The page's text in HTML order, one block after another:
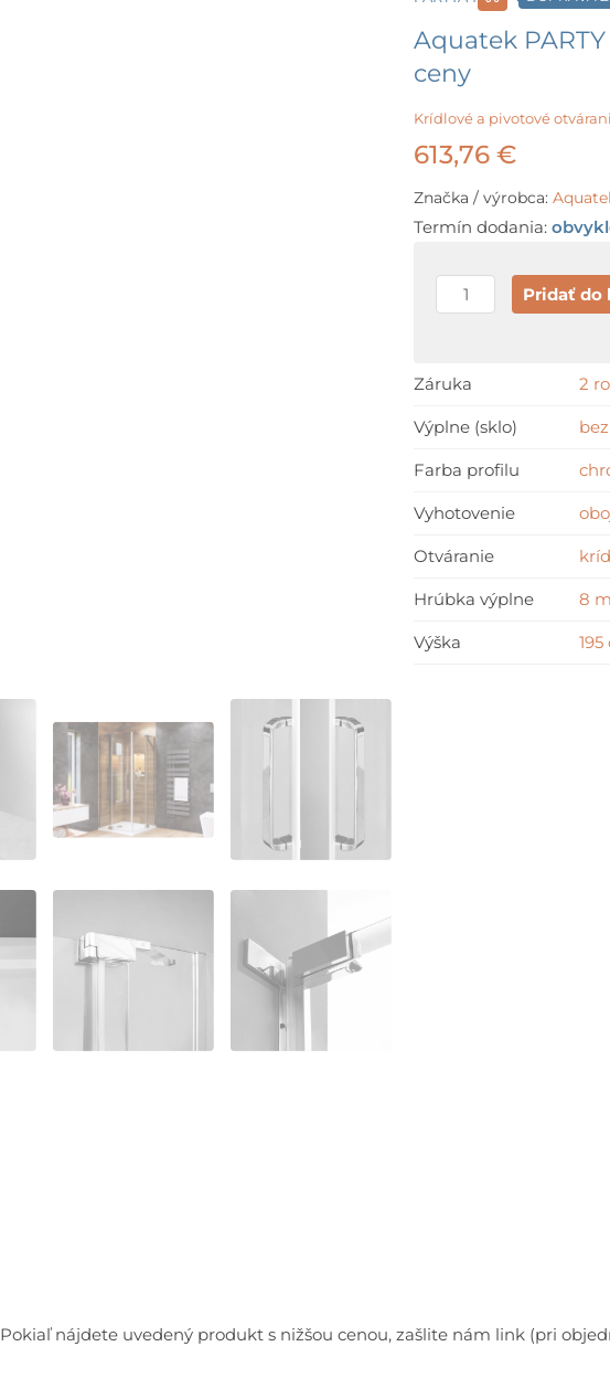
Aquatek
ceny
Krídlové a pivotové
613,76 €
Značka / výrobca:
Termín dodania:
množstvo
Aquatek
A4
x
90
GARANCIA
Pridať do
Záruka 2
Výplne (sklo)
Farba profilu
Vyhotovenie
Otváranie
Hrúbka výplne 8
Výška
Pokiaľ nájdete uvedený produkt s nižšou cenou, zašlite nám link (pri